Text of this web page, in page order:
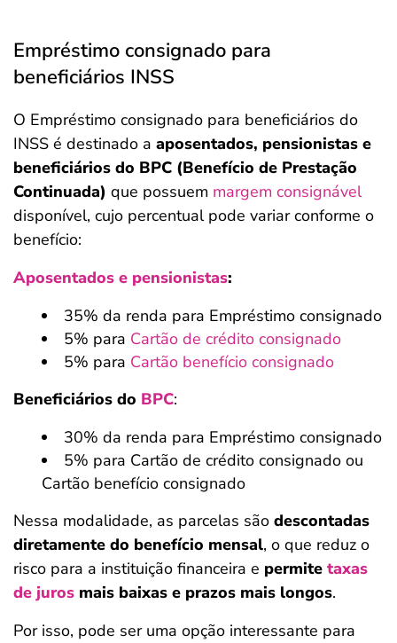
Empréstimo consignado para
beneficiários INSS
O Empréstimo consignado para beneficiários do
INSS é destinado a aposentados, pensionistas e
beneficiários do BPC (Benefício de Prestação
Continuada) que possuem margem consignável
disponível, cujo percentual pode variar conforme o
benefício:
Aposentados e pensionistas:
35% da renda para Empréstimo consignado
5% para Cartão de crédito consignado
5% para Cartão benefício consignado
Beneficiários do BPC:
30% da renda para Empréstimo consignado
5% para Cartão de crédito consignado ou
Cartão benefício consignado
Nessa modalidade, as parcelas são descontadas
diretamente do benefício mensal, o que reduz o
risco para a instituição financeira e permite taxas
de juros mais baixas e prazos mais longos.
Por isso, pode ser uma opção interessante para